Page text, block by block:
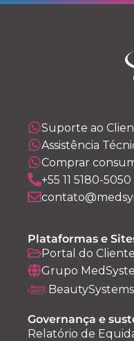
Suporte ao
Assistência
Comprar
+55 11 5180-5050
Plataformas e
Portal do Cliente
Grupo
BeautySystems
Governança e
Relatório de